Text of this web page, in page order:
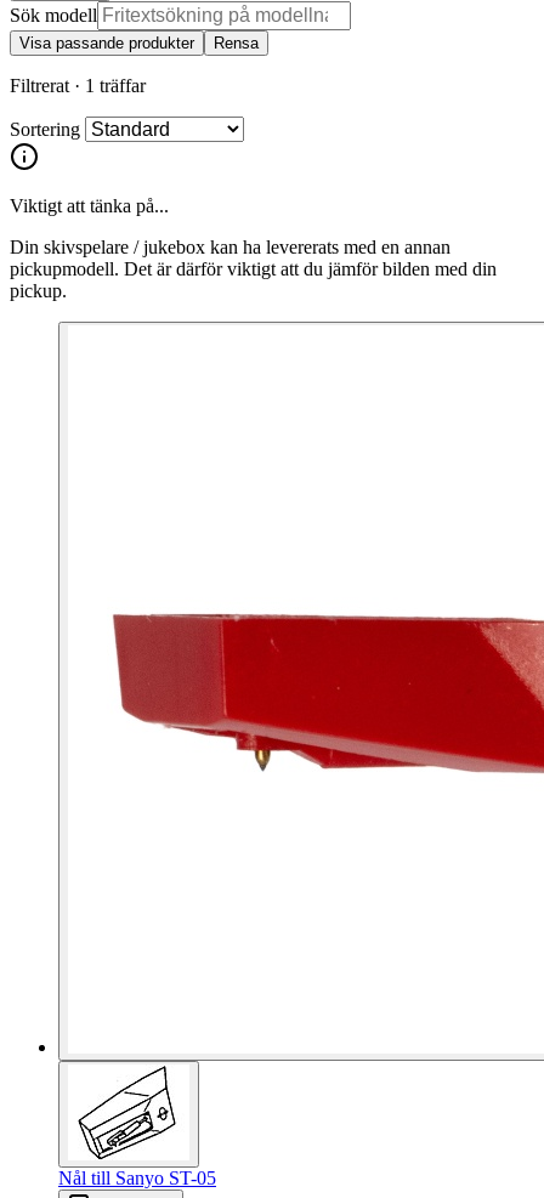
Sök modell
Visa passande produkter Rensa
Filtrerat · 1 träffar
Sortering
Viktigt att tänka på...
Din skivspelare / jukebox kan ha levererats med en annan
pickupmodell. Det är därför viktigt att du jämför bilden med din
pickup.
Nål till Sanyo ST-05